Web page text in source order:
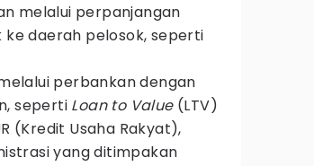
melalui perpanjangan
ke daerah pelosok, seperti
perbankan dengan
seperti Loan to Value(LTV)
(Kredit Usaha Rakyat),
yang ditimpakan